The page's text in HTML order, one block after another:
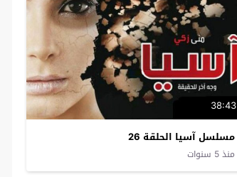
38:43
مسلسل آسيا الحلقة 26
منذ 5 سنوات